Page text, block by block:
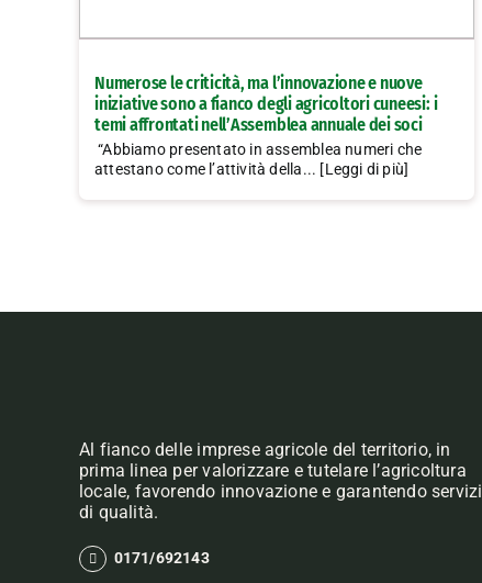
Numerose le criticità, ma l’innovazione e nuove
iniziative sono a fianco degli agricoltori cuneesi: i
temi affrontati nell’Assemblea annuale dei soci
“Abbiamo presentato in assemblea numeri che
attestano come l’attività della... [Leggi di più]
Al fianco delle imprese agricole del territorio, in
prima linea per valorizzare e tutelare l’agricoltura
locale, favorendo innovazione e garantendo servizi
di qualità.
0171/692143